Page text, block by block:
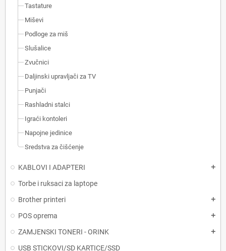
Tastature
Miševi
Podloge za miš
Slušalice
Zvučnici
Daljinski upravljači za TV
Punjači
Rashladni stalci
Igraći kontoleri
Napojne jedinice
Sredstva za čišćenje
KABLOVI I ADAPTERI add
Torbe i ruksaci za laptope
Brother printeri
add
POS oprema add
ZAMJENSKI TONERI - ORINK add
USB STICKOVI/SD KARTICE/SSD